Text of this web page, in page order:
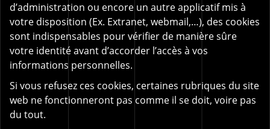
d’administration ou encore un autre applicatif mis à
votre disposition (Ex. Extranet, webmail,…), des cookies
sont indispensables pour vérifier de manière sûre
votre identité avant d’accorder l’accès à vos
informations personnelles.
Si vous refusez ces cookies, certaines rubriques du site
web ne fonctionneront pas comme il se doit, voire pas
du tout.